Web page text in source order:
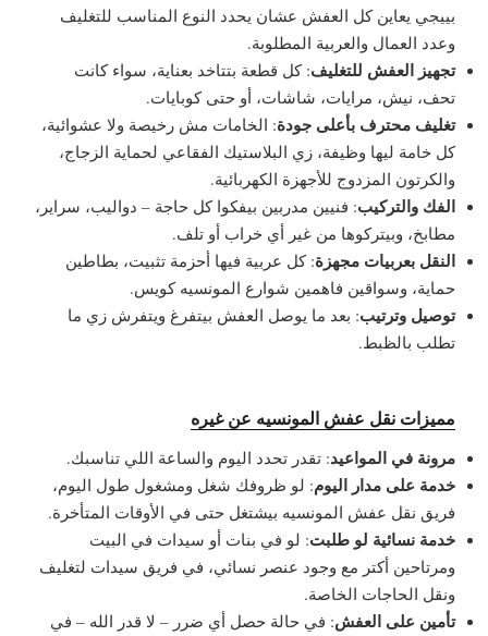
بييجي يعاين كل العفش عشان يحدد النوع المناسب للتغليف
وعدد العمال والعربية المطلوبة.
تجهيز العفش للتغليف: كل قطعة بتتاخد بعناية، سواء كانت
تحف، نيش، مرايات، شاشات، أو حتى كوبايات.
تغليف محترف بأعلى جودة: الخامات مش رخيصة ولا عشوائية،
كل خامة ليها وظيفة، زي البلاستيك الفقاعي لحماية الزجاج،
والكرتون المزدوج للأجهزة الكهربائية.
الفك والتركيب: فنيين مدربين بيفكوا كل حاجة – دواليب، سراير،
مطابخ، وبيتركوها من غير أي خراب أو تلف.
النقل بعربيات مجهزة: كل عربية فيها أحزمة تثبيت، بطاطين
حماية، وسواقين فاهمين شوارع المونسيه كويس.
توصيل وترتيب: بعد ما يوصل العفش بيتفرغ ويتفرش زي ما
تطلب بالظبط.
مميزات نقل عفش المونسيه عن غيره
مرونة في المواعيد: تقدر تحدد اليوم والساعة اللي تناسبك.
خدمة على مدار اليوم: لو ظروفك شغل ومشغول طول اليوم،
فريق نقل عفش المونسيه بيشتغل حتى في الأوقات المتأخرة.
خدمة نسائية لو طلبت: لو في بنات أو سيدات في البيت
ومرتاحين أكتر مع وجود عنصر نسائي، في فريق سيدات لتغليف
ونقل الحاجات الخاصة.
تأمين على العفش: في حالة حصل أي ضرر – لا قدر الله – في